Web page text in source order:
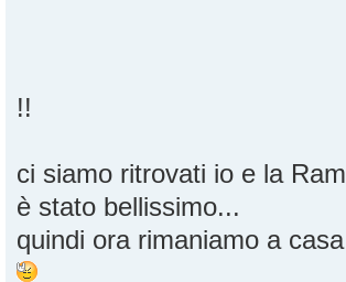
!!
ci siamo ritrovati io e la
è stato bellissimo...
quindi ora rimaniamo a